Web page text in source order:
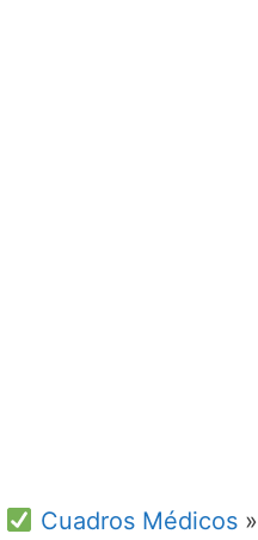
Cuadros Médicos»